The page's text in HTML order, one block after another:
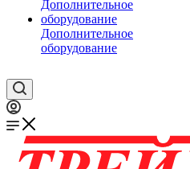
Дополнительное
оборудование